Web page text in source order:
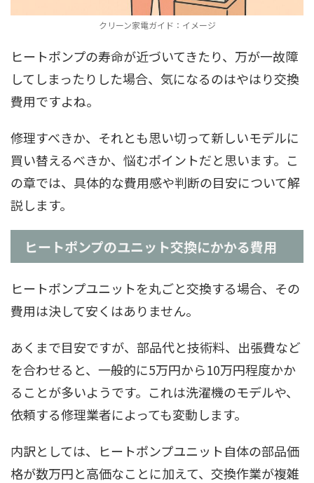
クリーン家電ガイド：イメージ
ヒートポンプの寿命が近づいてきたり、万が一故障
してしまったりした場合、気になるのはやはり交換
費用ですよね。
修理すべきか、それとも思い切って新しいモデルに
買い替えるべきか、悩むポイントだと思います。こ
の章では、具体的な費用感や判断の目安について解
説します。
ヒートポンプのユニット交換にかかる費用
ヒートポンプユニットを丸ごと交換する場合、その
費用は決して安くはありません。
あくまで目安ですが、部品代と技術料、出張費など
を合わせると、一般的に5万円から10万円程度かか
ることが多いようです。これは洗濯機のモデルや、
依頼する修理業者によっても変動します。
内訳としては、ヒートポンプユニット自体の部品価
格が数万円と高価なことに加えて、交換作業が複雑